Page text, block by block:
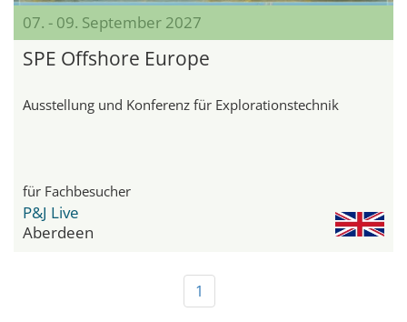
07. - 09. September 2027
SPE Offshore Europe
Ausstellung und Konferenz für Explorationstechnik
für Fachbesucher
P&J Live
Aberdeen
1